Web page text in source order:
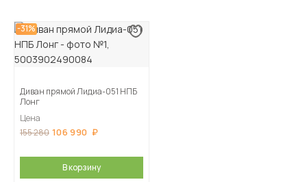
-31%
Диван прямой Лидиа-051 НПБ
Лонг
Цена
155 280 106 990
В корзину